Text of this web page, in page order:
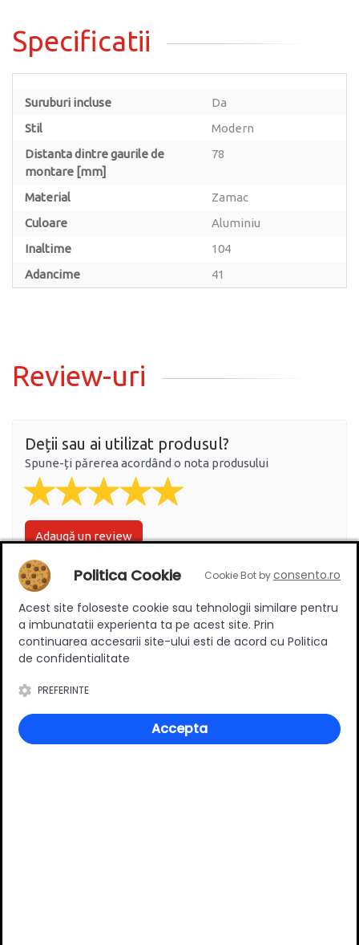
Specificatii
Suruburi incluse
Da
Stil
Modern
Distanta dintre gaurile de
montare [mm]
78
Material
Zamac
Culoare
Aluminiu
Inaltime
104
Adancime
41
Review-uri
Deții sau ai utilizat produsul?
Spune-ți părerea acordând o nota produsului
Adaugă un review
Ratingul general al produsului
0
Întrebări și răspunsuri
Politica Cookie Cookie Bot byconsento.ro
Acest site foloseste cookie sau tehnologii similare pentru
a imbunatatii experienta ta pe acest site. Prin
continuarea accesarii site-ului esti de acord cu Politica
de confidentialitate
PREFERINTE
Accepta